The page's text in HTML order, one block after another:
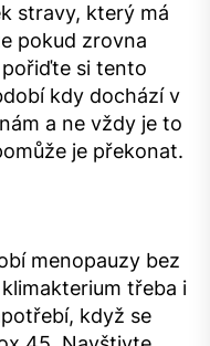
stravy, který má
pokud zrovna
si tento
kdy dochází v
a ne vždy je to
je překonat.
menopauzy bez
klimakterium třeba i
když se